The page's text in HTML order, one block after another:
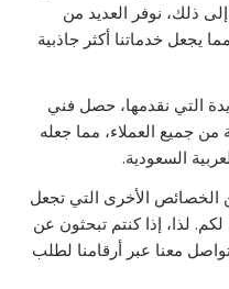
ذلك، نوفر العديد من
يجعل خدماتنا أكثر جاذبية
التي نقدمها، حصل فني
من جميع العملاء، مما جعله
السعودية.
الخصائص الأخرى التي تجعل
لكم. لذا، إذا كنتم تبحثون عن
معنا عبر أرقامنا لطلب